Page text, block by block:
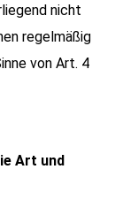
nicht
regelmäßig
von Art. 4
Art und